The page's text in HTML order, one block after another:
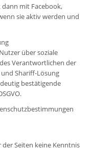
mit Facebook,
sie aktiv werden und
über soziale
Verantwortlichen der
Shariff-Lösung
bestätigende
Seiten keine Kenntnis